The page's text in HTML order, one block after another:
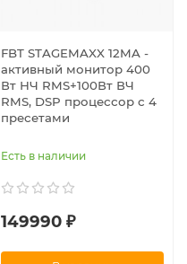
FBT STAGEMAXX 12MA -
активный монитор 400
Вт НЧ RMS+100Вт ВЧ
RMS, DSP процессор с 4
пресетами
Есть в наличии
149990 ₽